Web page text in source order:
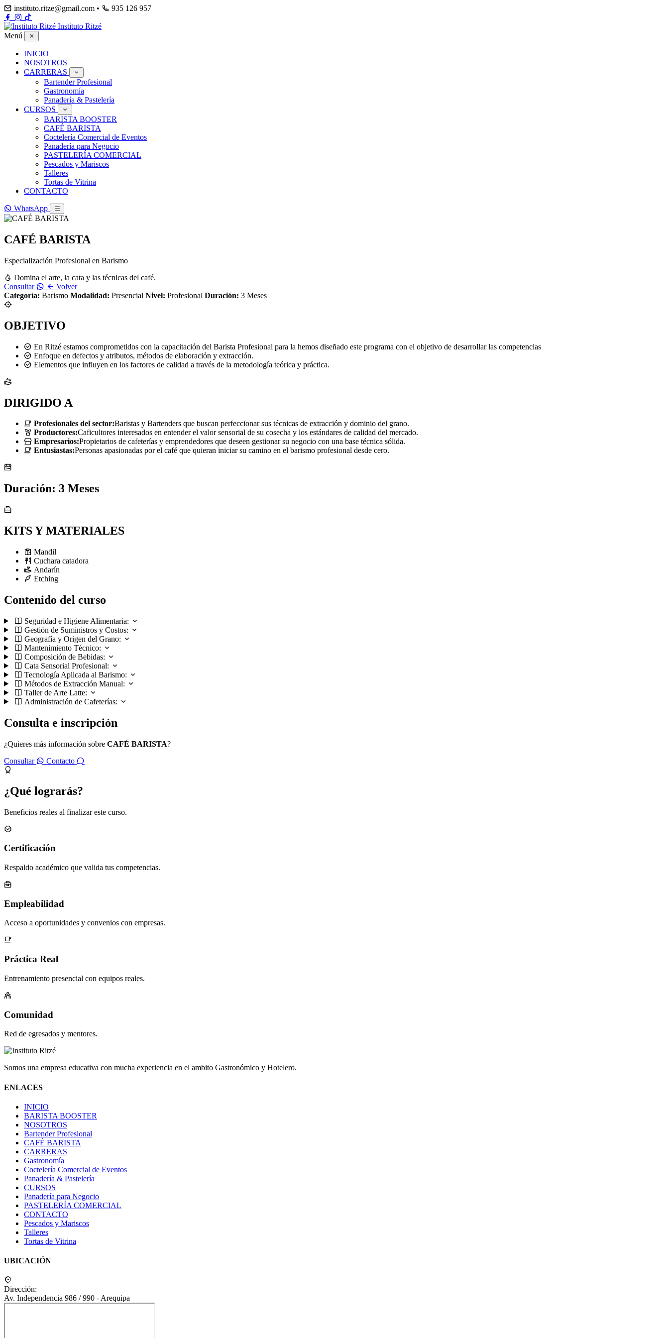
instituto.ritze@gmail.com • 935 126 957
Instituto Ritzé
Menú
INICIO
NOSOTROS
CARRERAS
Bartender Profesional
Gastronomía
Panadería & Pastelería
CURSOS
BARISTA BOOSTER
CAFÉ BARISTA
Coctelería Comercial de Eventos
Panadería para Negocio
PASTELERÍA COMERCIAL
Pescados y Mariscos
Talleres
Tortas de Vitrina
CONTACTO
WhatsApp
CAFÉ BARISTA
Especialización Profesional en Barismo
Domina el arte, la cata y las técnicas del café.
Consultar
Volver
Categoría: Barismo Modalidad: Presencial Nivel: Profesional Duración: 3 Meses
OBJETIVO
En Ritzé estamos comprometidos con la capacitación del Barista Profesional para la hemos diseñado este programa con el objetivo de desarrollar las competencias
Enfoque en defectos y atributos, métodos de elaboración y extracción.
Elementos que influyen en los factores de calidad a través de la metodología teórica y práctica.
DIRIGIDO A
Profesionales del sector:Baristas y Bartenders que buscan perfeccionar sus técnicas de extracción y dominio del grano.
Productores:Caficultores interesados en entender el valor sensorial de su cosecha y los estándares de calidad del mercado.
Empresarios:Propietarios de cafeterías y emprendedores que deseen gestionar su negocio con una base técnica sólida.
Entusiastas:Personas apasionadas por el café que quieran iniciar su camino en el barismo profesional desde cero.
Duración: 3 Meses
KITS Y MATERIALES
Mandil
Cuchara catadora
Andarín
Etching
Contenido del curso
Seguridad e Higiene Alimentaria:
Gestión de Suministros y Costos:
Geografía y Origen del Grano:
Mantenimiento Técnico:
Composición de Bebidas:
Cata Sensorial Profesional:
Tecnología Aplicada al Barismo:
Métodos de Extracción Manual:
Taller de Arte Latte:
Administración de Cafeterías:
Consulta e inscripción
¿Quieres más información sobre CAFÉ BARISTA?
Consultar
Contacto
¿Qué lograrás?
Beneficios reales al finalizar este curso.
Certificación
Respaldo académico que valida tus competencias.
Empleabilidad
Acceso a oportunidades y convenios con empresas.
Práctica Real
Entrenamiento presencial con equipos reales.
Comunidad
Red de egresados y mentores.
Somos una empresa educativa con mucha experiencia en el ambito Gastronómico y Hotelero.
ENLACES
INICIO
BARISTA BOOSTER
NOSOTROS
Bartender Profesional
CAFÉ BARISTA
CARRERAS
Gastronomía
Coctelería Comercial de Eventos
Panadería & Pastelería
CURSOS
Panadería para Negocio
PASTELERÍA COMERCIAL
CONTACTO
Pescados y Mariscos
Talleres
Tortas de Vitrina
UBICACIÓN
Dirección:
Av. Independencia 986 / 990 - Arequipa